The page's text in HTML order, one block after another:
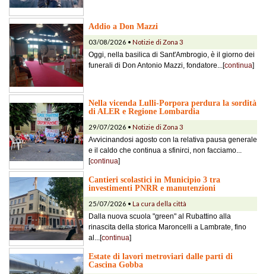
Addio a Don Mazzi
03/08/2026 • Notizie di Zona 3
Oggi, nella basilica di Sant'Ambrogio, è il giorno dei
funerali di Don Antonio Mazzi, fondatore...[continua]
Nella vicenda Lulli-Porpora perdura la sordità
di ALER e Regione Lombardia
29/07/2026 • Notizie di Zona 3
Avvicinandosi agosto con la relativa pausa generale
e il caldo che continua a sfinirci, non facciamo...
[continua]
Cantieri scolastici in Municipio 3 tra
investimenti PNRR e manutenzioni
25/07/2026 • La cura della città
Dalla nuova scuola "green" al Rubattino alla
rinascita della storica Maroncelli a Lambrate, fino
al...[continua]
Estate di lavori metroviari dalle parti di
Cascina Gobba